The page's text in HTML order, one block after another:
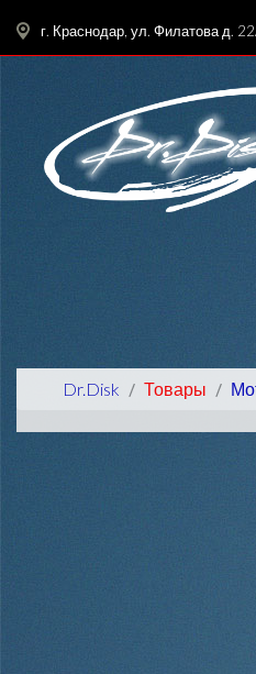
г. Краснодар, ул. Филатова д.
Dr.Disk Товары